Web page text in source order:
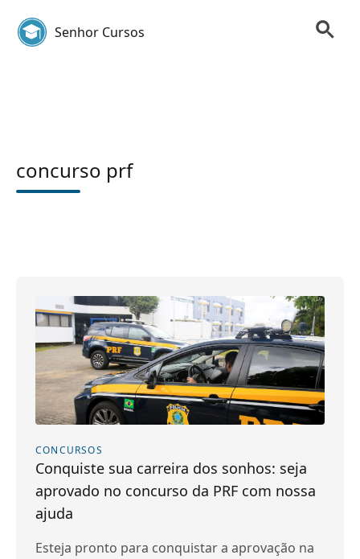
Senhor Cursos
concurso prf
CONCURSOS
Conquiste sua carreira dos sonhos: seja
aprovado no concurso da PRF com nossa
ajuda
Esteja pronto para conquistar a aprovação na